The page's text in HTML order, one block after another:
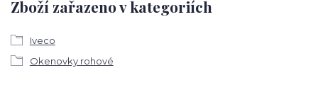
Zboží zařazeno v kategoriích
Iveco
Okenovky rohové